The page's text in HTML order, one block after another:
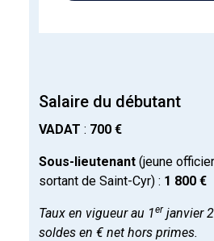
Salaire du débutant
VADAT : 700 €
Sous-lieutenant (jeune
sortant de Saint-Cyr) : 1 800 €
Taux en vigueur au 1er janvier
soldes en € net hors primes.